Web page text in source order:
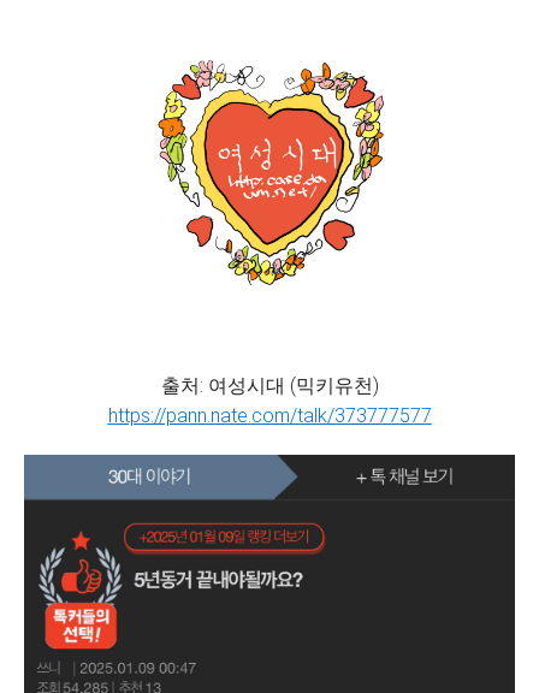
출처: 여성시대 (믹키유천)
https://pann.nate.com/talk/373777577